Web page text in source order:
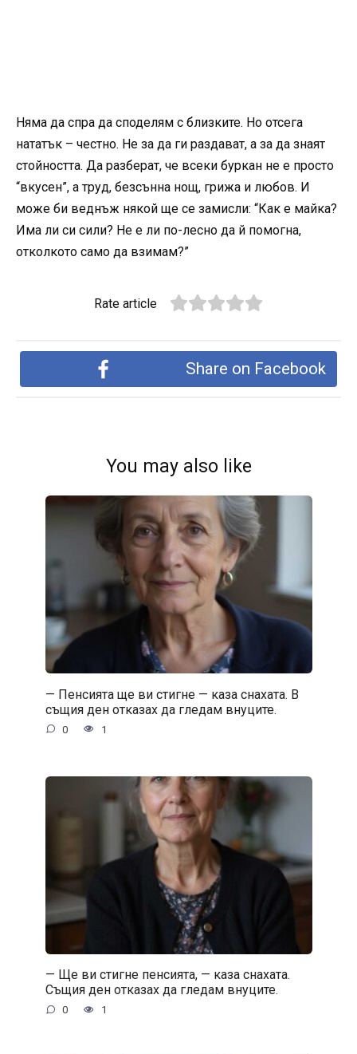
Няма да спра да споделям с близките. Но отсега
нататък – честно. Не за да ги раздават, а за да знаят
стойността. Да разберат, че всеки буркан не е просто
“вкусен”, а труд, безсънна нощ, грижа и любов. И
може би веднъж някой ще се замисли: “Как е майка?
Има ли си сили? Не е ли по-лесно да й помогна,
отколкото само да взимам?”
Rate article
Share on Facebook
You may also like
— Пенсията ще ви стигне — каза снахата. В
същия ден отказах да гледам внуците.
0 1
— Ще ви стигне пенсията, — каза снахата.
Същия ден отказах да гледам внуците.
0 1